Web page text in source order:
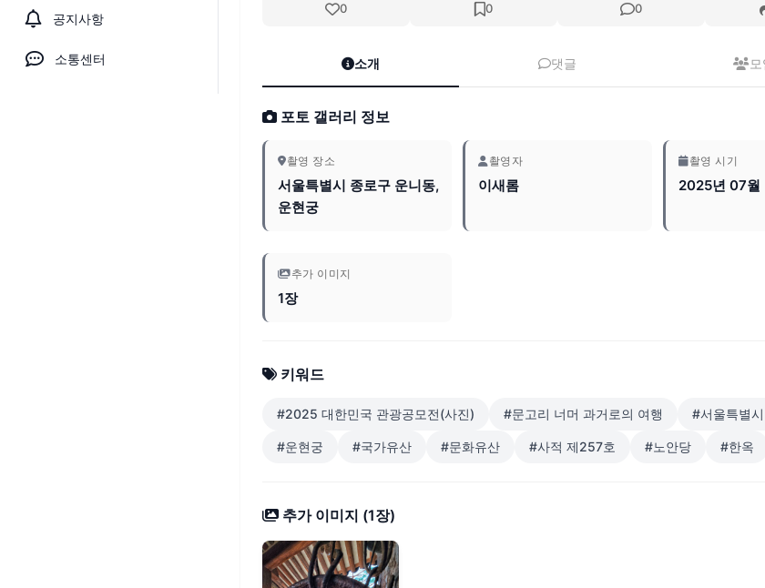
공지사항
소통센터
0 0 0
소개 댓글 모
포토 갤러리 정보
촬영 장소
서울특별시 종로구 운니동,
운현궁
촬영자
이새롬
촬영 시기
2025년 07월
추가 이미지
1장
키워드
#2025 대한민국 관광공모전(사진) #문고리 너머 과거로의 여행 #서울특별
#운현궁 #국가유산 #문화유산 #사적 제257호 #노안당 #한옥
추가 이미지 (1장)